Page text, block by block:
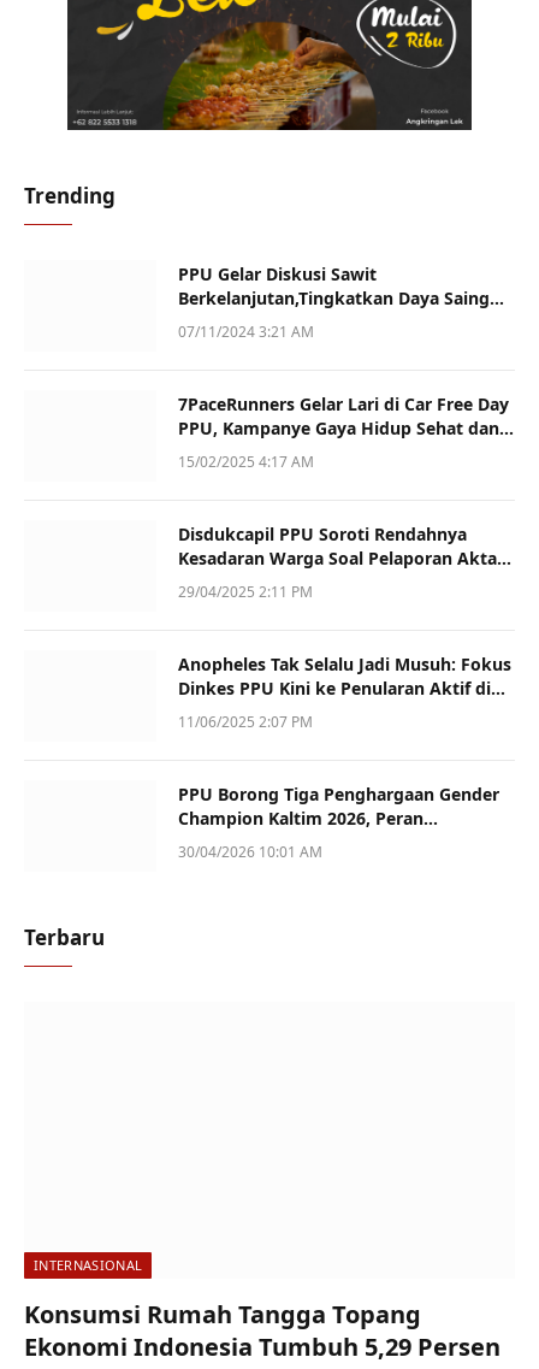
Trending
PPU Gelar Diskusi Sawit
Berkelanjutan,Tingkatkan Daya Saing
dan Kualitas
07/11/2024 3:21 AM
7PaceRunners Gelar Lari di Car Free Day
PPU, Kampanye Gaya Hidup Sehat dan
Dukung UMKM
15/02/2025 4:17 AM
Disdukcapil PPU Soroti Rendahnya
Kesadaran Warga Soal Pelaporan Akta
Kematian
29/04/2025 2:11 PM
Anopheles Tak Selalu Jadi Musuh: Fokus
Dinkes PPU Kini ke Penularan Aktif di
Sotek
11/06/2025 2:07 PM
PPU Borong Tiga Penghargaan Gender
Champion Kaltim 2026, Peran
Perempuan Jadi Sorotan
30/04/2026 10:01 AM
Terbaru
INTERNASIONAL
Konsumsi Rumah Tangga Topang
Ekonomi Indonesia Tumbuh 5,29 Persen